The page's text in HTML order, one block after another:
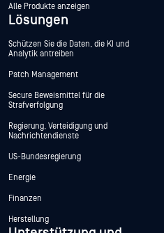
Alle Produkte anzeigen
Lösungen
Schützen Sie die Daten, die KI und
Analytik antreiben
Patch Management
Secure Beweismittel für die
Strafverfolgung
Regierung, Verteidigung und
Nachrichtendienste
US-Bundesregierung
Energie
Finanzen
Herstellung